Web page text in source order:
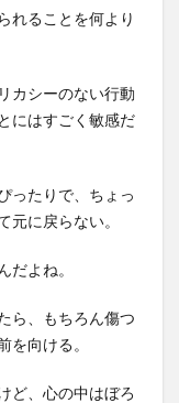
れることを何より
カシーのない行動
にはすごく敏感だ
ったりで、ちょっ
元に戻らない。
だよね。
ら、もちろん傷つ
を向ける。
ど、心の中はぼろ